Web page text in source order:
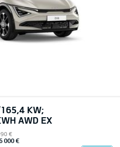
KW;
AWD EX
€
000 €